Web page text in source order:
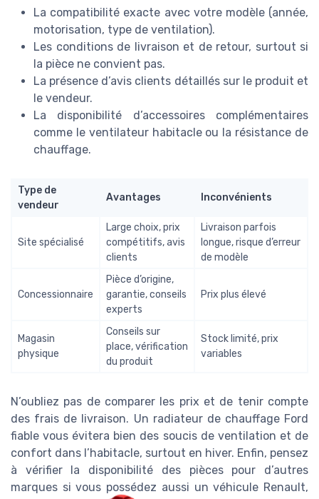
La compatibilité exacte avec votre modèle (année,
motorisation, type de ventilation).
Les conditions de livraison et de retour, surtout si
la pièce ne convient pas.
La présence d’avis clients détaillés sur le produit et
le vendeur.
La disponibilité d’accessoires complémentaires
comme le ventilateur habitacle ou la résistance de
chauffage.
Type de
vendeur
Avantages Inconvénients
Site spécialisé
Large choix, prix
compétitifs, avis
clients
Livraison parfois
longue, risque d’erreur
de modèle
Concessionnaire
Pièce d’origine,
garantie, conseils
experts
Prix plus élevé
Magasin
physique
Conseils sur
place, vérification
du produit
Stock limité, prix
variables
N’oubliez pas de comparer les prix et de tenir compte
des frais de livraison. Un radiateur de chauffage Ford
fiable vous évitera bien des soucis de ventilation et de
confort dans l’habitacle, surtout en hiver. Enfin, pensez
à vérifier la disponibilité des pièces pour d’autres
marques si vous possédez aussi un véhicule Renault,